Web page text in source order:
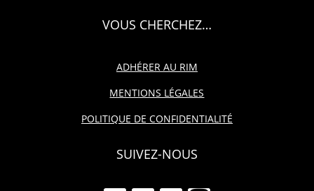
VOUS CHERCHEZ…
ADHÉRER AU RIM
MENTIONS LÉGALES
POLITIQUE DE CONFIDENTIALITÉ
SUIVEZ-NOUS